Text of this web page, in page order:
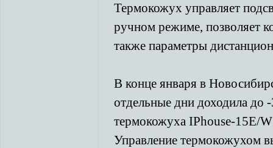
Термокожух управляет
ручном режиме, позволяет
также параметры
В конце января в
отдельные дни доходила до
термокожуха IPhouse-15E/
Управление термокожухом